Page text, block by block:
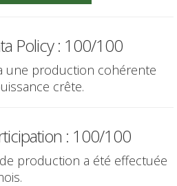
Policy : 100/100
une production cohérente
crête.
: 100/100
production a été effectuée